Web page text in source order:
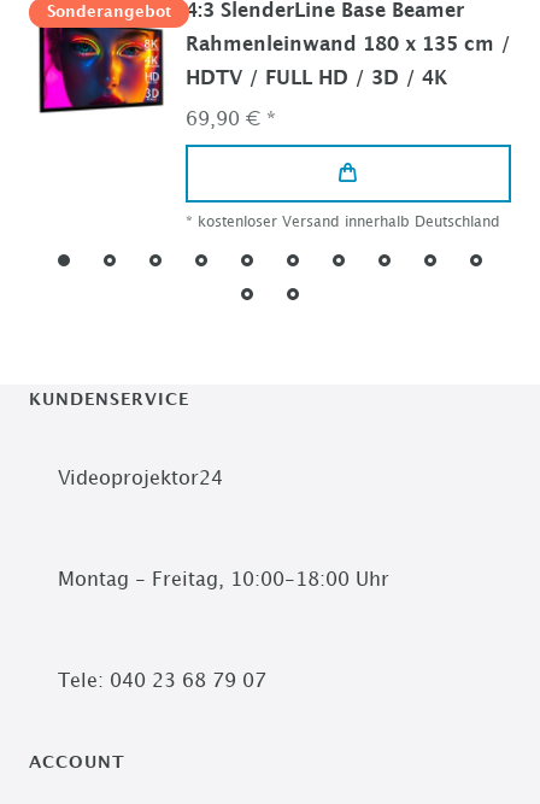
Sonderangebot
4:3 SlenderLine Base Beamer
Rahmenleinwand 180 x 135 cm /
HDTV / FULL HD / 3D / 4K
69,90 € *
* kostenloser Versand innerhalb Deutschland
KUNDENSERVICE
Videoprojektor24
Montag - Freitag, 10:00-18:00 Uhr
Tele: 040 23 68 79 07
ACCOUNT